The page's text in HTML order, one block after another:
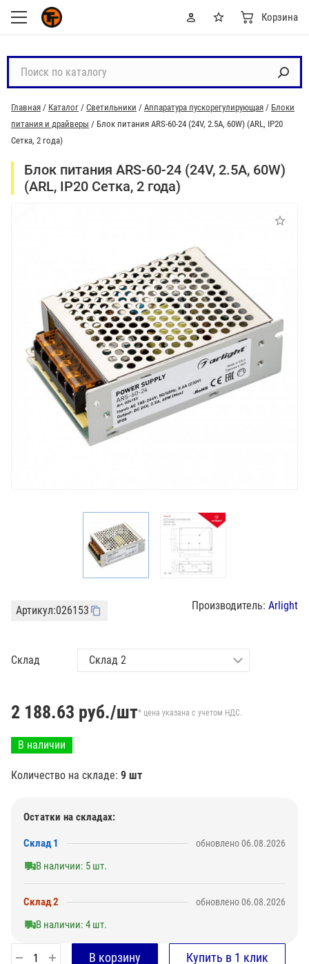
Корзина
с
к
п
о
а
Главная / Каталог / Светильники / Аппаратура пускорегулирующая / Блоки
питания и драйверы / Блок питания ARS-60-24 (24V, 2.5A, 60W) (ARL, IP20
Сетка, 2 года)
Блок питания ARS-60-24 (24V, 2.5A, 60W)
(ARL, IP20 Сетка, 2 года)
Артикул:026153 Производитель: Arlight
Склад
2 188.63 руб./шт* цена указана с учетом НДС.
В наличии
Количество на складе: 9 шт
Остатки на складах:
Склад 1 обновлено 06.08.2026
В наличии: 5 шт.
Склад 2 обновлено 06.08.2026
В наличии: 4 шт.